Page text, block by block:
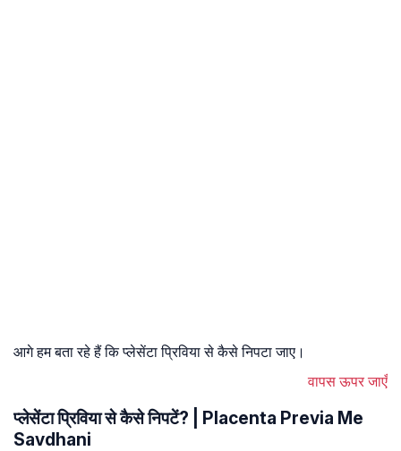
आगे हम बता रहे हैं कि प्लेसेंटा प्रिविया से कैसे निपटा जाए।
वापस ऊपर जाएँ
प्लेसेंटा प्रिविया से कैसे निपटें? | Placenta Previa Me
Savdhani